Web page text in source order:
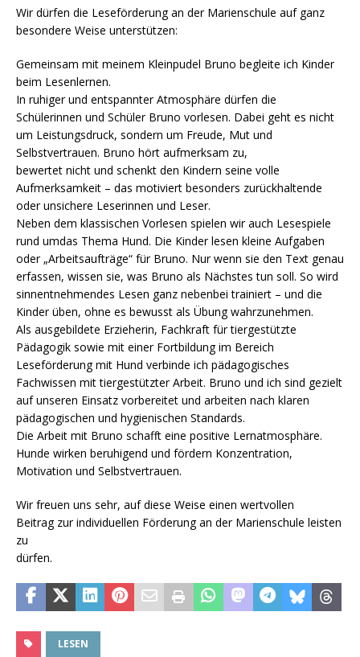
Wir dürfen die Leseförderung an der Marienschule auf ganz
besondere Weise unterstützen:
Gemeinsam mit meinem Kleinpudel Bruno begleite ich Kinder
beim Lesenlernen.
In ruhiger und entspannter Atmosphäre dürfen die
Schülerinnen und Schüler Bruno vorlesen. Dabei geht es nicht
um Leistungsdruck, sondern um Freude, Mut und
Selbstvertrauen. Bruno hört aufmerksam zu,
bewertet nicht und schenkt den Kindern seine volle
Aufmerksamkeit – das motiviert besonders zurückhaltende
oder unsichere Leserinnen und Leser.
Neben dem klassischen Vorlesen spielen wir auch Lesespiele
rund umdas Thema Hund. Die Kinder lesen kleine Aufgaben
oder „Arbeitsaufträge“ für Bruno. Nur wenn sie den Text genau
erfassen, wissen sie, was Bruno als Nächstes tun soll. So wird
sinnentnehmendes Lesen ganz nebenbei trainiert – und die
Kinder üben, ohne es bewusst als Übung wahrzunehmen.
Als ausgebildete Erzieherin, Fachkraft für tiergestützte
Pädagogik sowie mit einer Fortbildung im Bereich
Leseförderung mit Hund verbinde ich pädagogisches
Fachwissen mit tiergestützter Arbeit. Bruno und ich sind gezielt
auf unseren Einsatz vorbereitet und arbeiten nach klaren
pädagogischen und hygienischen Standards.
Die Arbeit mit Bruno schafft eine positive Lernatmosphäre.
Hunde wirken beruhigend und fördern Konzentration,
Motivation und Selbstvertrauen.
Wir freuen uns sehr, auf diese Weise einen wertvollen
Beitrag zur individuellen Förderung an der Marienschule leisten
zu
dürfen.
LESEN